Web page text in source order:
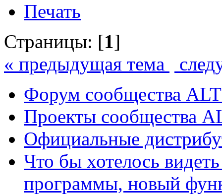
Печать
Страницы: [1]
« предыдущая тема
Форум сообщества
Проекты сообщества
Официальные
Что бы хотелось
программы, новый